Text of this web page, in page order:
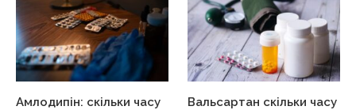
Амлодипін: скільки часу
Вальсартан скільки часу